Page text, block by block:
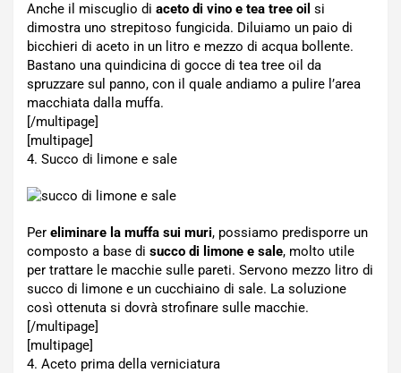
Anche il miscuglio di aceto di vino e tea tree oil si
dimostra uno strepitoso fungicida. Diluiamo un paio di
bicchieri di aceto in un litro e mezzo di acqua bollente.
Bastano una quindicina di gocce di tea tree oil da
spruzzare sul panno, con il quale andiamo a pulire l’area
macchiata dalla muffa.
[/multipage]
[multipage]
4. Succo di limone e sale
Per eliminare la muffa sui muri, possiamo predisporre un
composto a base di succo di limone e sale, molto utile
per trattare le macchie sulle pareti. Servono mezzo litro di
succo di limone e un cucchiaino di sale. La soluzione
così ottenuta si dovrà strofinare sulle macchie.
[/multipage]
[multipage]
4. Aceto prima della verniciatura